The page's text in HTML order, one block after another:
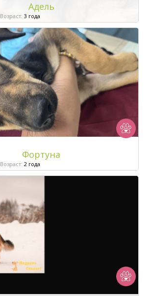
Адель
Возраст: 3 года
Фортуна
Возраст: 2 года